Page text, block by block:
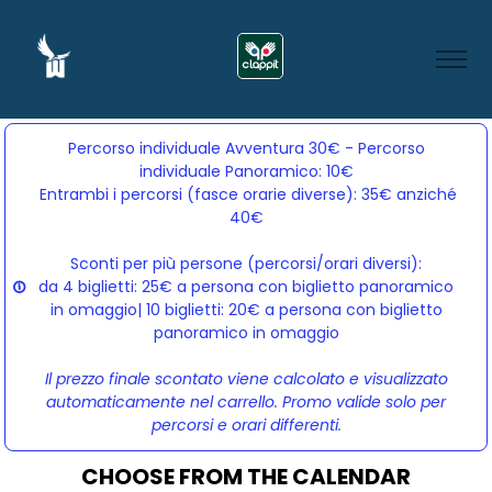
Percorso individuale Avventura 30€ - Percorso
individuale Panoramico: 10€
Entrambi i percorsi (fasce orarie diverse): 35€ anziché
40€
Sconti per più persone (percorsi/orari diversi):
da 4 biglietti: 25€ a persona con biglietto panoramico
in omaggio| 10 biglietti: 20€ a persona con biglietto
panoramico in omaggio
Il prezzo finale scontato viene calcolato e visualizzato
automaticamente nel carrello. Promo valide solo per
percorsi e orari differenti.
CHOOSE FROM THE CALENDAR